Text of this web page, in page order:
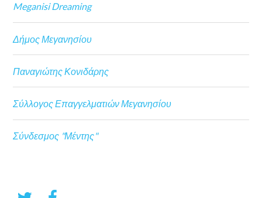
Meganisi Dreaming
Δήμος Μεγανησίου
Παναγιώτης Κονιδάρης
Σύλλογος Επαγγελματιών Μεγανησίου
Σύνδεσμος "Μέντης"